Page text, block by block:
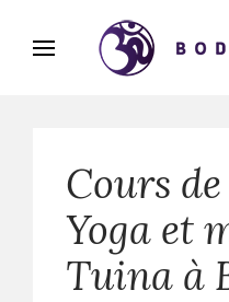
Cours
Yoga et
Tuina à